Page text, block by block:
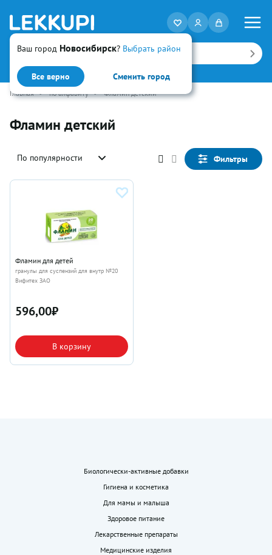
Ваш город Новосибирск? Выбрать район
Все верно Сменить город
Искать
Главная • по алфавиту • Фламин детский
Фламин детский
По популярности Фильтры
Фламин для детей
гранулы для суспензий для внутр №20
Вифитех ЗАО
596,00₽
В корзину
Биологически-активные добавки
Гигиена и косметика
Для мамы и малыша
Здоровое питание
Лекарственные препараты
Медицинские изделия